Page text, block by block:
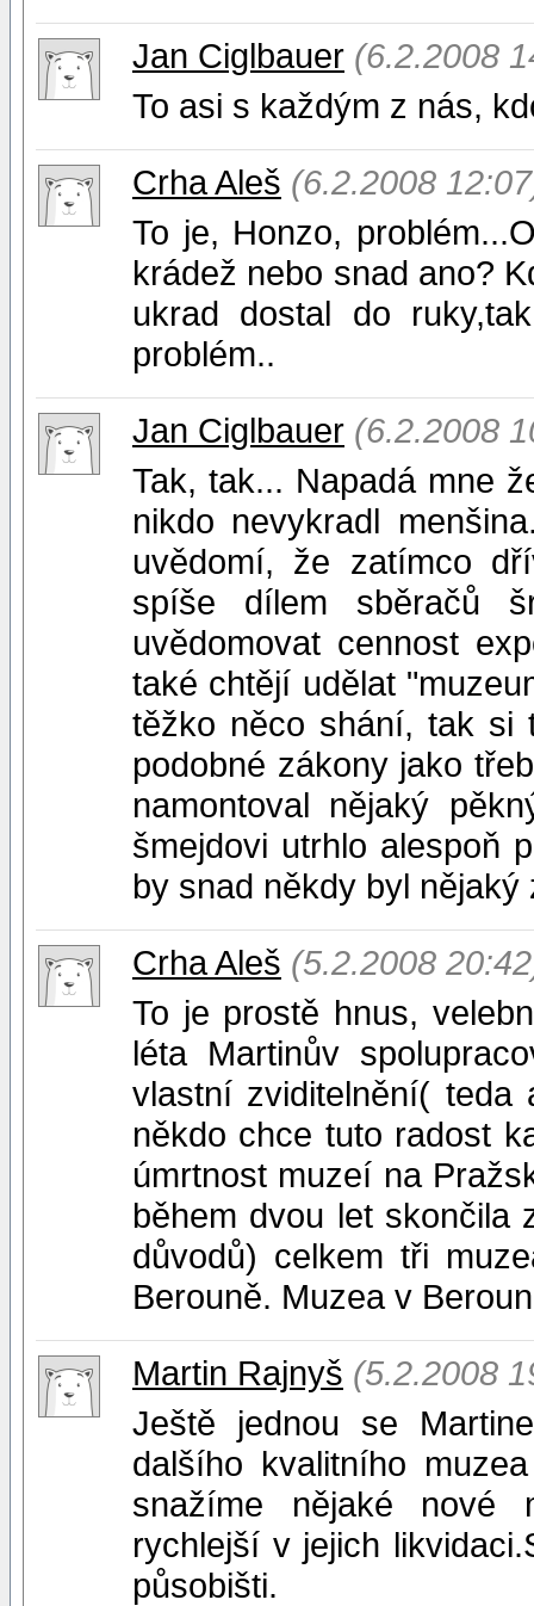
Jan Ciglbauer (6.2.2008
To asi s každým z nás,
Crha Aleš (6.2.2008
To je, Honzo,
krádež nebo snad ano?
ukrad dostal do
problém..
Jan Ciglbauer (6.2.2008
Tak, tak... Napadá mne
nikdo nevykradl
uvědomí, že zatímco
spíše dílem sběračů
uvědomovat cennost
také chtějí udělat
těžko něco shání, tak si
podobné zákony jako
namontoval nějaký
šmejdovi utrhlo alespoň
by snad někdy byl
Crha Aleš (5.2.2008
To je prostě hnus,
léta Martinův
vlastní zviditelnění(
někdo chce tuto radost
úmrtnost muzeí na
během dvou let skončila
důvodů) celkem tři
Berouně. Muzea v
Martin Rajnyš (5.2.2008
Ještě jednou se
dalšího kvalitního
snažíme nějaké nové
rychlejší v jejich
působišti.